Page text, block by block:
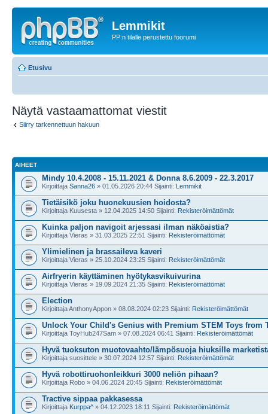
Lemmikit
PP:n tilalle perustettu foorumi
Etusivu
Näytä vastaamattomat viestit
Siirry tarkennettuun hakuun
AIHEET
Mindy 10.4.2008 - 15.11.2021 & Donna 8.6.2009 - 22.3.2017
Kirjoittaja Sanna26 » 01.05.2026 20:44 Sijainti: Lemmikit
Tietäisikö joku huonekuusien hoidosta?
Kirjoittaja Kuusesta » 12.04.2025 14:50 Sijainti: Rekisteröimättömät
Kuinka paljon navigoit arjessasi ilman näköaistia?
Kirjoittaja Vieras » 31.03.2025 22:51 Sijainti: Rekisteröimättömät
Ylimielinen ja brassaileva kaveri
Kirjoittaja Vieras » 25.10.2024 23:25 Sijainti: Rekisteröimättömät
Airfryerin käyttäminen hyötykasvikuivurina
Kirjoittaja Vieras » 19.09.2024 21:35 Sijainti: Rekisteröimättömät
Election
Kirjoittaja AnthonyAppon » 08.08.2024 02:23 Sijainti: Rekisteröimättömät
Unlock Your Child's Genius with Premium STEM Toys from
Kirjoittaja ToyHub247Sam » 07.08.2024 06:41 Sijainti: Rekisteröimättömät
Hyvä tuoksuton muotovaahto/lämpösuoja hiuksille
Kirjoittaja suosittele » 30.07.2024 12:57 Sijainti: Rekisteröimättömät
Hyvä robottiruohonleikkuri 3000 neliön pihaan?
Kirjoittaja Robo » 04.06.2024 20:45 Sijainti: Rekisteröimättömät
Tractive sippaa pakkasessa
Kirjoittaja Kurppa^ » 04.12.2023 18:11 Sijainti: Rekisteröimättömät